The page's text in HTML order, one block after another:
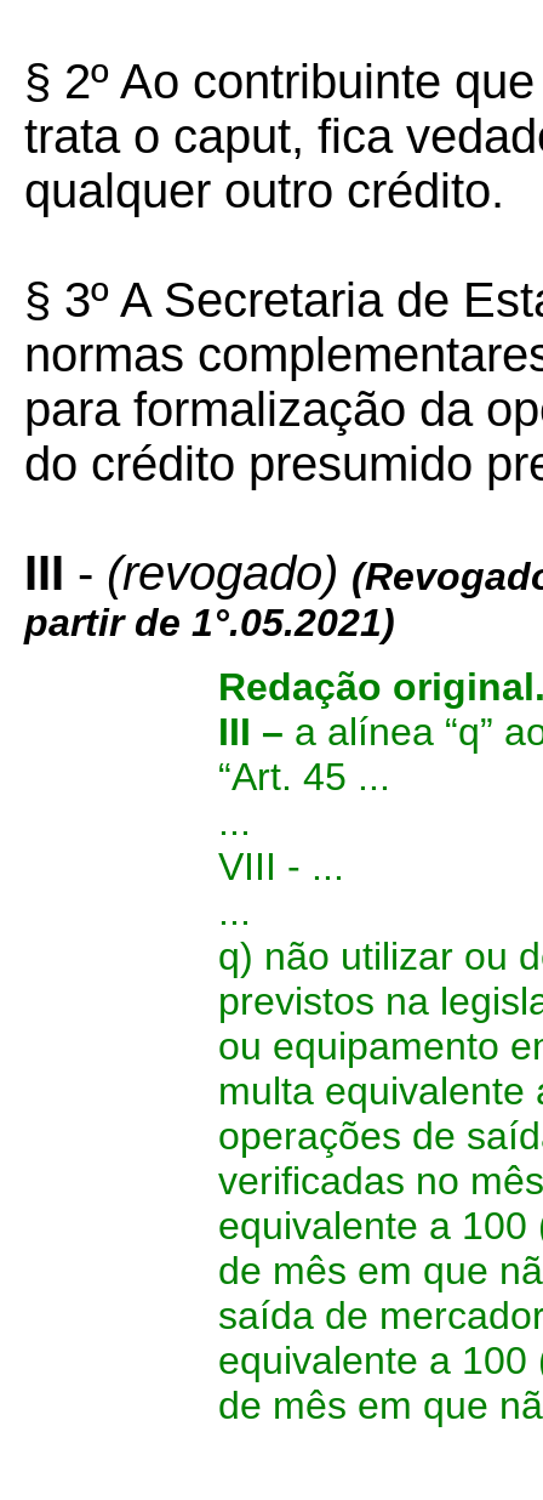
§ 2º Ao contribuinte
trata o caput, fica
qualquer outro crédito.
§ 3º A Secretaria de
normas
para formalização da
do crédito presumido
III - (revogado)
partir de 1°.05.2021)
Redação
III – a alínea “q”
“Art. 45 ...
...
VIII - ...
...
q) não utilizar ou
previstos na
ou equipamento
multa equivalente
operações de
verificadas no
equivalente a 100
de mês em que
saída de
equivalente a
de mês em que